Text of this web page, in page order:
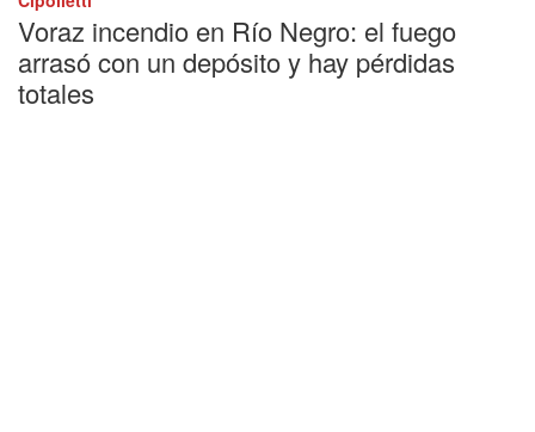
Voraz incendio en Río Negro: el fuego
arrasó con un depósito y hay pérdidas
totales